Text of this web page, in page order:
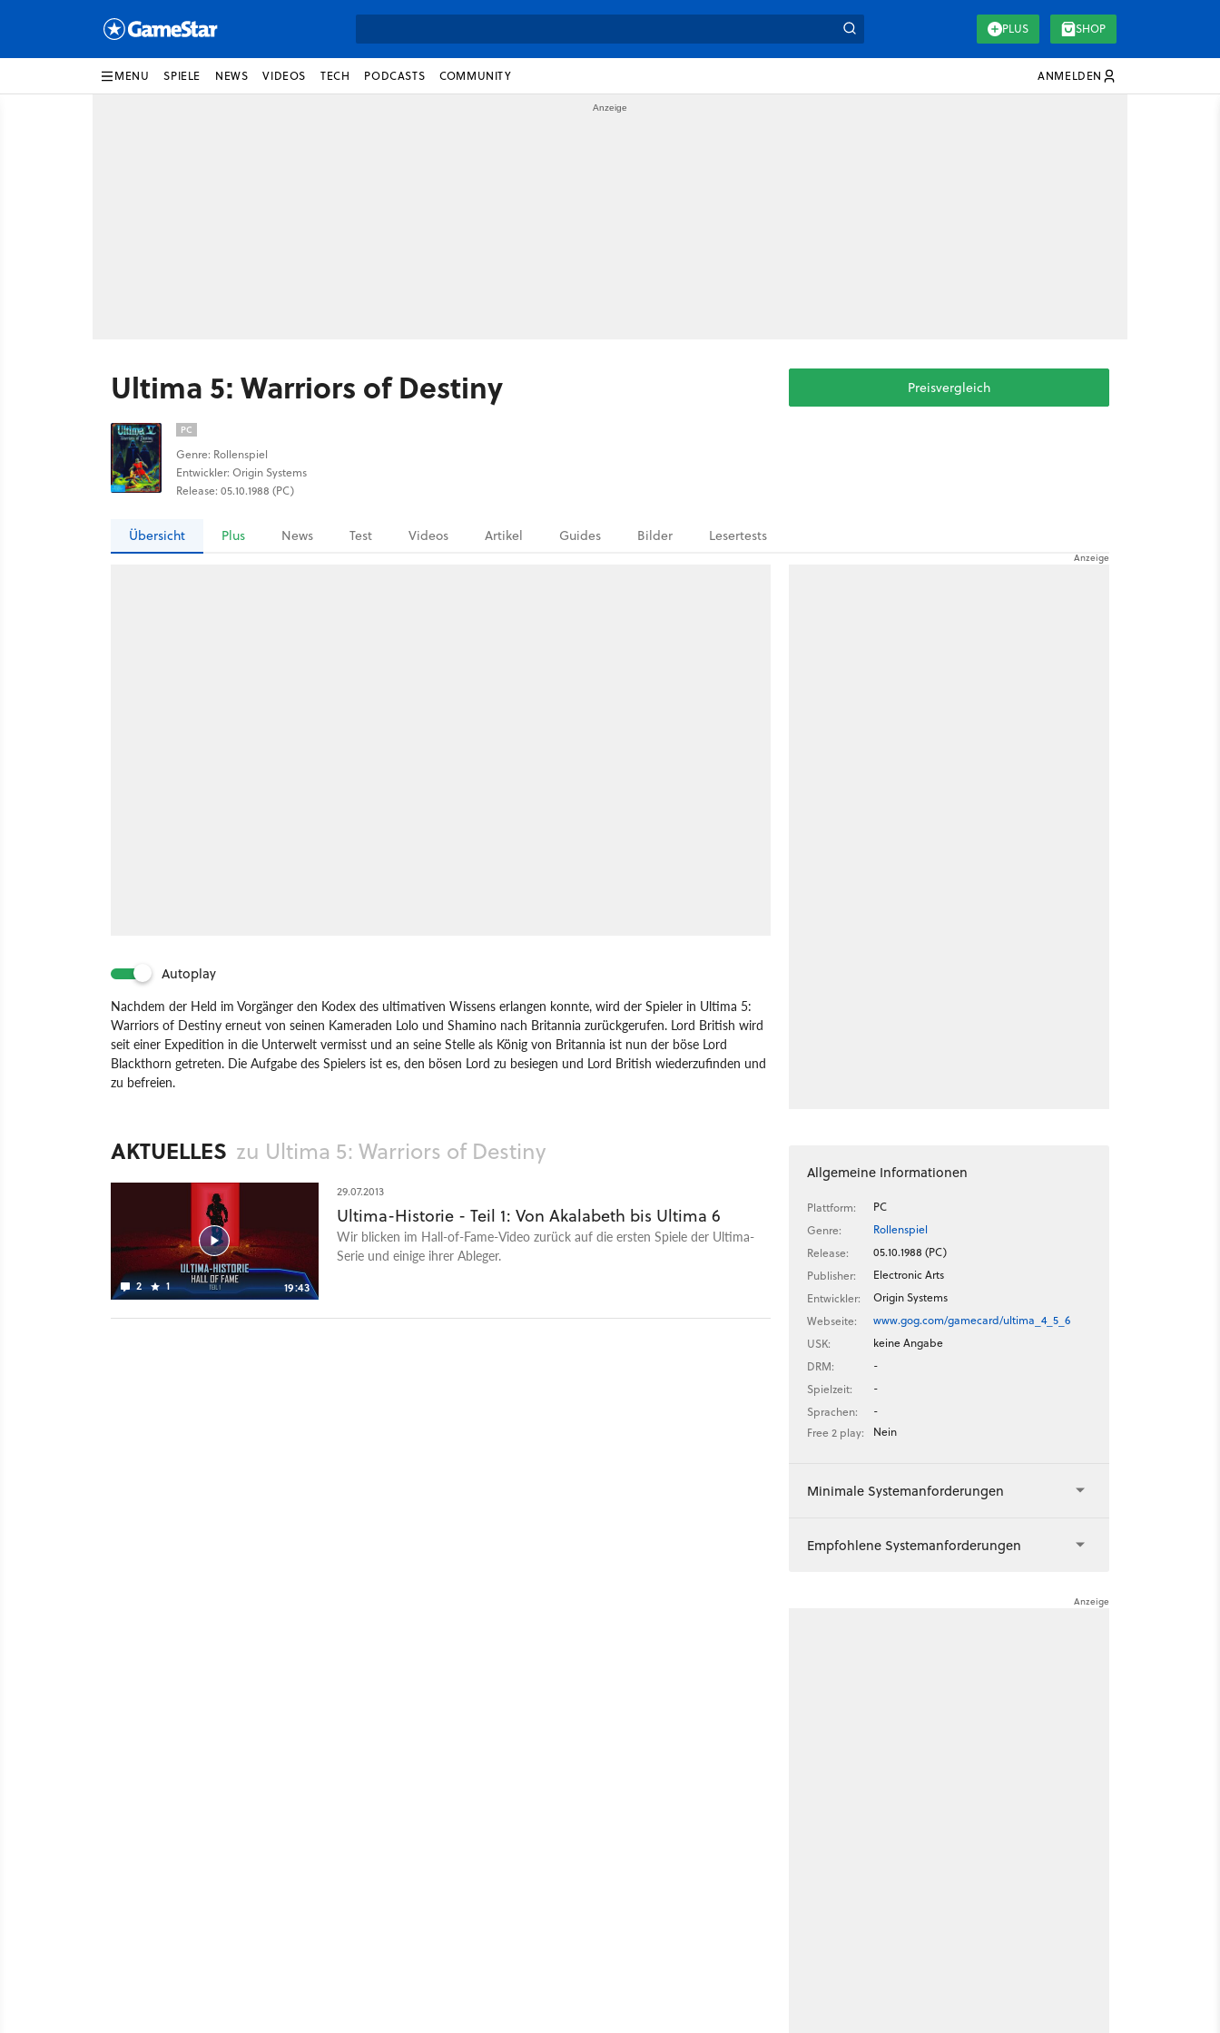
PLUS SHOP
MENU SPIELE NEWS VIDEOS TECH PODCASTS COMMUNITY ANMELDEN
Ultima 5: Warriors of Destiny
PC
Genre: Rollenspiel
Entwickler: Origin Systems
Release: 05.10.1988 (PC)
Preisvergleich
Übersicht Plus News Test Videos Artikel Guides Bilder Lesertests
Autoplay
Nachdem der Held im Vorgänger den Kodex des ultimativen Wissens erlangen konnte, wird der Spieler in Ultima 5:
Warriors of Destiny erneut von seinen Kameraden Lolo und Shamino nach Britannia zurückgerufen. Lord British wird
seit einer Expedition in die Unterwelt vermisst und an seine Stelle als König von Britannia ist nun der böse Lord
Blackthorn getreten. Die Aufgabe des Spielers ist es, den bösen Lord zu besiegen und Lord British wiederzufinden und
zu befreien.
AKTUELLES zu Ultima 5: Warriors of Destiny
2 1 19:43
29.07.2013
Ultima-Historie - Teil 1: Von Akalabeth bis Ultima 6
Wir blicken im Hall-of-Fame-Video zurück auf die ersten Spiele der Ultima-
Serie und einige ihrer Ableger.
Allgemeine Informationen
Plattform:
PC
Genre:
Rollenspiel
Release:
05.10.1988 (PC)
Publisher:
Electronic Arts
Entwickler:
Origin Systems
Webseite:
www.gog.com/gamecard/ultima_4_5_6
USK:
keine Angabe
DRM:
-
Spielzeit:
-
Sprachen:
-
Free 2 play:
Nein
Minimale Systemanforderungen
Empfohlene Systemanforderungen